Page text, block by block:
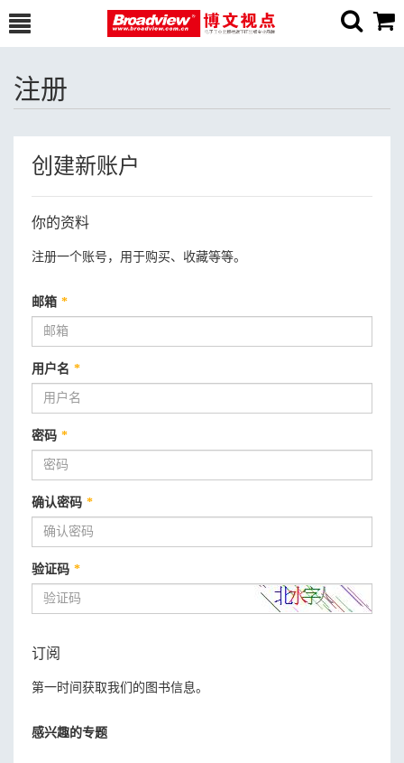
注册
创建新账户
你的资料
注册一个账号，用于购买、收藏等等。
邮箱 *
用户名 *
密码 *
确认密码 *
验证码 *
订阅
第一时间获取我们的图书信息。
感兴趣的专题